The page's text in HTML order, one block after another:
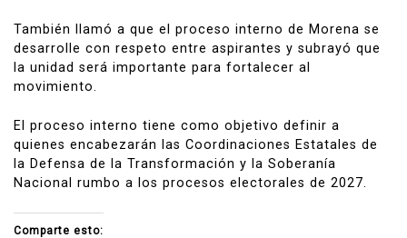
También llamó a que el proceso interno de Morena se
desarrolle con respeto entre aspirantes y subrayó que
la unidad será importante para fortalecer al
movimiento.
El proceso interno tiene como objetivo definir a
quienes encabezarán las Coordinaciones Estatales de
la Defensa de la Transformación y la Soberanía
Nacional rumbo a los procesos electorales de 2027.
Comparte esto: